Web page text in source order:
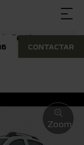
Sandero
CONTACTAR
Zoom